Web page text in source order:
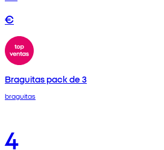
€
Braguitas pack de 3
braguitas
4